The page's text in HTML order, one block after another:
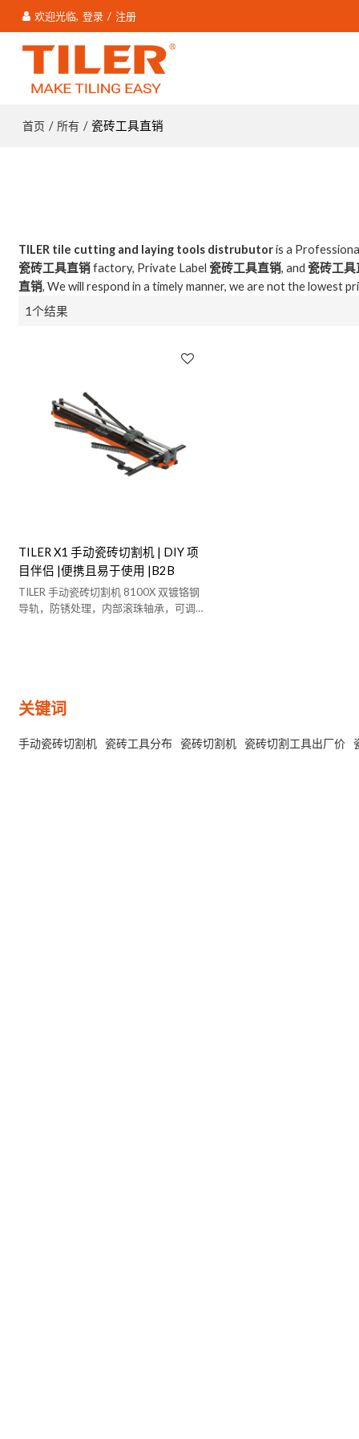
欢迎光临, 登录 / 注册
首页 / 所有 / 瓷砖工具直销
TILER tile cutting and laying tools distrubutoris a
瓷砖工具直销factory, Private Label瓷砖工具直销, and瓷砖工具
直销, We will respond in a timely manner, we are not the lowest
1个结果
TILER X1 手动瓷砖切割机 | DIY 项
目伴侣 |便携且易于使用 |B2B
TILER 手动瓷砖切割机 8100X 双镀铬钢
导轨，防锈处理，内部滚珠轴承，可调
关键词
手动瓷砖切割机 瓷砖工具分布 瓷砖切割机 瓷砖切割工具出厂价